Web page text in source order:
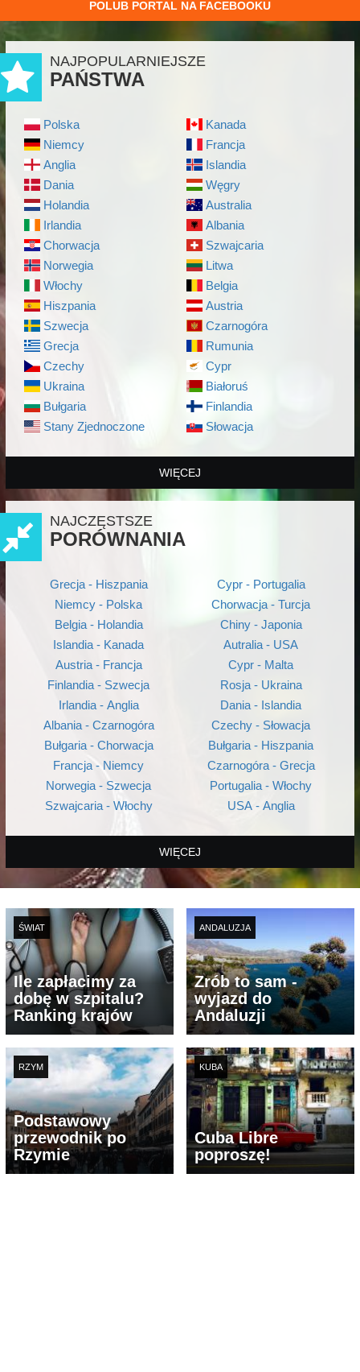
POLUB PORTAL NA FACEBOOKU
NAJPOPULARNIEJSZE
PAŃSTWA
Polska
Niemcy
Anglia
Dania
Holandia
Irlandia
Chorwacja
Norwegia
Włochy
Hiszpania
Szwecja
Grecja
Czechy
Ukraina
Bułgaria
Stany Zjednoczone
Kanada
Francja
Islandia
Węgry
Australia
Albania
Szwajcaria
Litwa
Belgia
Austria
Czarnogóra
Rumunia
Cypr
Białoruś
Finlandia
Słowacja
WIĘCEJ
NAJCZĘSTSZE
PORÓWNANIA
Grecja - Hiszpania
Niemcy - Polska
Belgia - Holandia
Islandia - Kanada
Austria - Francja
Finlandia - Szwecja
Irlandia - Anglia
Albania - Czarnogóra
Bułgaria - Chorwacja
Francja - Niemcy
Norwegia - Szwecja
Szwajcaria - Włochy
Cypr - Portugalia
Chorwacja - Turcja
Chiny - Japonia
Autralia - USA
Cypr - Malta
Rosja - Ukraina
Dania - Islandia
Czechy - Słowacja
Bułgaria - Hiszpania
Czarnogóra - Grecja
Portugalia - Włochy
USA - Anglia
WIĘCEJ
ŚWIAT
Ile zapłacimy za
dobę w szpitalu?
Ranking krajów
ANDALUZJA
Zrób to sam -
wyjazd do
Andaluzji
RZYM
Podstawowy
przewodnik po
Rzymie
KUBA
Cuba Libre
poproszę!